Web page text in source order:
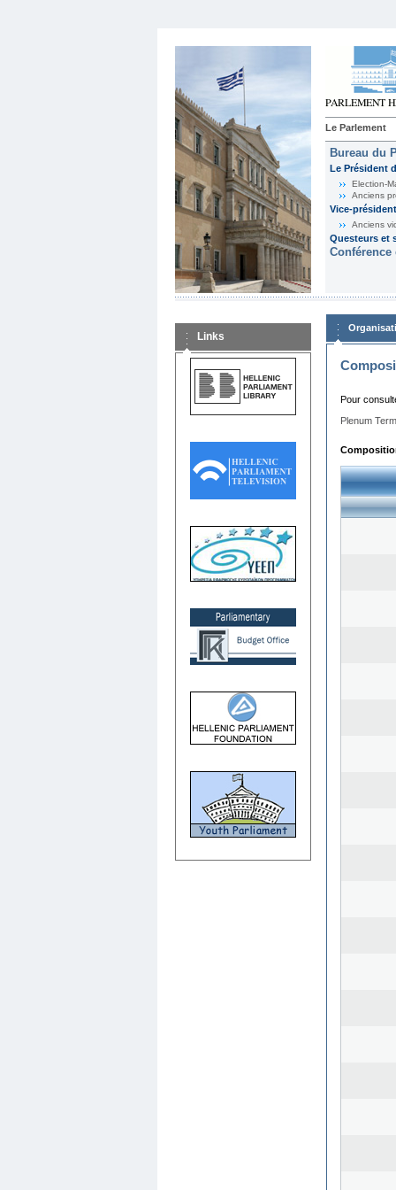
Le Parlement
Bureau du
Le Président
Election-
Anciens
Vice-
Anciens
Questeurs et
Links
Pour
Plenum